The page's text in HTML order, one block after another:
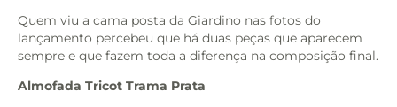
Quem viu a cama posta da Giardino nas fotos do
lançamento percebeu que há duas peças que aparecem
sempre e que fazem toda a diferença na composição final.
Almofada Tricot Trama Prata